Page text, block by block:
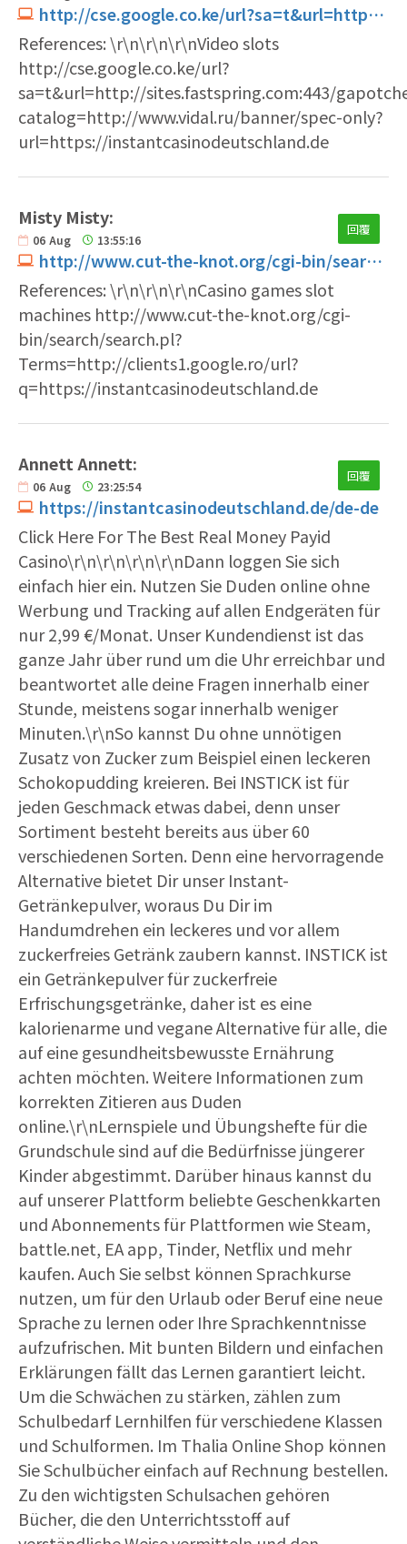
http://cse.google.co.ke/url?sa=t&url=http%3A%2F%2Fsites.fastspring.com%3A443%2Fgapotchenko%2Forder%2Fcontents%3Fcatalog%3Dhttp%3a%2f%2fwww.vidal.ru%2Fbanner%2Fspec-only%3Furl%3Dhttps%3A%2F%2Finstantcasinodeutschland.de
References: \r\n\r\n\r\nVideo slots
http://cse.google.co.ke/url?
sa=t&url=http://sites.fastspring.com:443/
catalog=http://www.vidal.ru/banner/spec-only?
url=https://instantcasinodeutschland.de
Misty Misty:
06 Aug 13:55:16
http://www.cut-the-knot.org/cgi-bin/search/search.pl?Terms=http%3A%2F%2Fclients1.google.ro%2Furl%3Fq%3Dhttps%3A%2F%2Finstantcasinodeutschland.de
回覆
References: \r\n\r\n\r\nCasino games slot
machines http://www.cut-the-knot.org/cgi-
bin/search/search.pl?
Terms=http://clients1.google.ro/url?
q=https://instantcasinodeutschland.de
Annett Annett:
06 Aug 23:25:54
https://instantcasinodeutschland.de/de-de
回覆
Click Here For The Best Real Money Payid
Casino\r\n\r\n\r\n\r\nDann loggen Sie sich
einfach hier ein. Nutzen Sie Duden online ohne
Werbung und Tracking auf allen Endgeräten für
nur 2,99 €/Monat. Unser Kundendienst ist das
ganze Jahr über rund um die Uhr erreichbar und
beantwortet alle deine Fragen innerhalb einer
Stunde, meistens sogar innerhalb weniger
Minuten.\r\nSo kannst Du ohne unnötigen
Zusatz von Zucker zum Beispiel einen leckeren
Schokopudding kreieren. Bei INSTICK ist für
jeden Geschmack etwas dabei, denn unser
Sortiment besteht bereits aus über 60
verschiedenen Sorten. Denn eine hervorragende
Alternative bietet Dir unser Instant-
Getränkepulver, woraus Du Dir im
Handumdrehen ein leckeres und vor allem
zuckerfreies Getränk zaubern kannst. INSTICK ist
ein Getränkepulver für zuckerfreie
Erfrischungsgetränke, daher ist es eine
kalorienarme und vegane Alternative für alle, die
auf eine gesundheitsbewusste Ernährung
achten möchten. Weitere Informationen zum
korrekten Zitieren aus Duden
online.\r\nLernspiele und Übungshefte für die
Grundschule sind auf die Bedürfnisse jüngerer
Kinder abgestimmt. Darüber hinaus kannst du
auf unserer Plattform beliebte Geschenkkarten
und Abonnements für Plattformen wie Steam,
battle.net, EA app, Tinder, Netflix und mehr
kaufen. Auch Sie selbst können Sprachkurse
nutzen, um für den Urlaub oder Beruf eine neue
Sprache zu lernen oder Ihre Sprachkenntnisse
aufzufrischen. Mit bunten Bildern und einfachen
Erklärungen fällt das Lernen garantiert leicht.
Um die Schwächen zu stärken, zählen zum
Schulbedarf Lernhilfen für verschiedene Klassen
und Schulformen. Im Thalia Online Shop können
Sie Schulbücher einfach auf Rechnung bestellen.
Zu den wichtigsten Schulsachen gehören
Bücher, die den Unterrichtsstoff auf